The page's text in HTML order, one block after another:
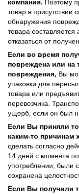
компания. Поэтому
товар в присутствии
обнаружения
товара
отказаться от
Если во время
повреждена или на
повреждения, Вы
упаковки для
товара или
перевозчика.
ущерб, если он был
Если Вы приняли
каким-то причинам
сделать согласно
14 дней с момента
употреблении, были
сохранена
Если Вы получили